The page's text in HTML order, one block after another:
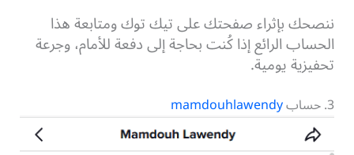
ننصحك بإثراء صفحتك على تيك توك ومتابعة هذا
الحساب الرائع إذا كُنت بحاجة إلى دفعة للأمام، وجرعة
تحفيزية يومية.
3. حساب mamdouhlawendy